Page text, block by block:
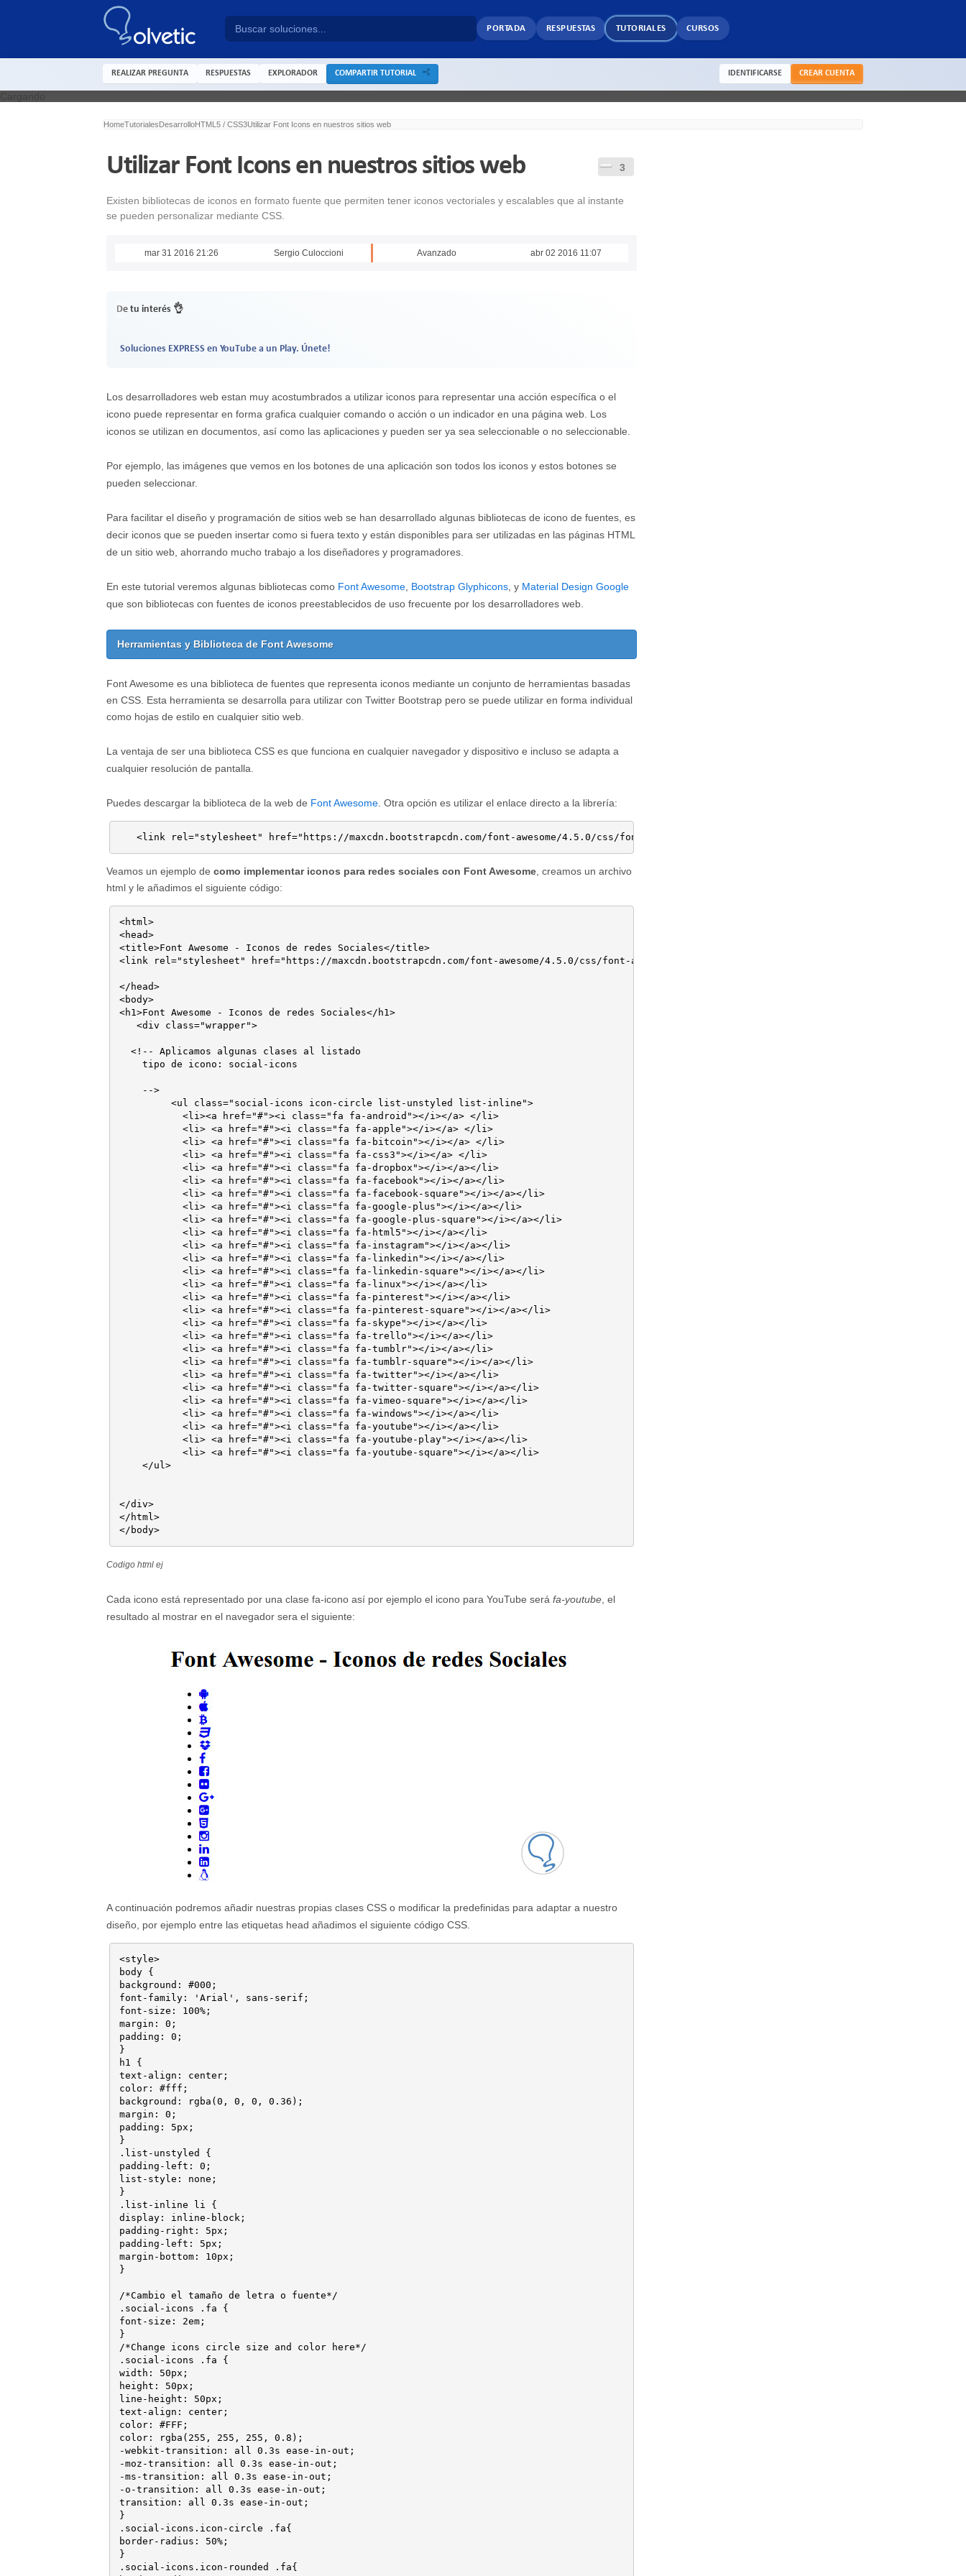
PORTADA RESPUESTAS TUTORIALES CURSOS
REALIZAR PREGUNTA RESPUESTAS EXPLORADOR COMPARTIR TUTORIAL IDENTIFICARSE CREAR CUENTA
HomeTutorialesDesarrolloHTML5 / CSS3Utilizar Font Icons en nuestros sitios web
3
Utilizar Font Icons en nuestros sitios web
Existen bibliotecas de iconos en formato fuente que permiten tener iconos vectoriales y escalables que al instante
se pueden personalizar mediante CSS.
mar 31 2016 21:26 Sergio Culoccioni Avanzado abr 02 2016 11:07
De tu interés 👌
Soluciones EXPRESS en YouTube a un Play. Únete!
Los desarrolladores web estan muy acostumbrados a utilizar iconos para representar una acción específica o el
icono puede representar en forma grafica cualquier comando o acción o un indicador en una página web. Los
iconos se utilizan en documentos, así como las aplicaciones y pueden ser ya sea seleccionable o no seleccionable.
Por ejemplo, las imágenes que vemos en los botones de una aplicación son todos los iconos y estos botones se
pueden seleccionar.
Para facilitar el diseño y programación de sitios web se han desarrollado algunas bibliotecas de icono de fuentes, es
decir iconos que se pueden insertar como si fuera texto y están disponibles para ser utilizadas en las páginas HTML
de un sitio web, ahorrando mucho trabajo a los diseñadores y programadores.
En este tutorial veremos algunas bibliotecas como Font Awesome, Bootstrap Glyphicons, y Material Design Google
que son bibliotecas con fuentes de iconos preestablecidos de uso frecuente por los desarrolladores web.
Herramientas y Biblioteca de Font Awesome
Font Awesome es una biblioteca de fuentes que representa iconos mediante un conjunto de herramientas basadas
en CSS. Esta herramienta se desarrolla para utilizar con Twitter Bootstrap pero se puede utilizar en forma individual
como hojas de estilo en cualquier sitio web.
La ventaja de ser una biblioteca CSS es que funciona en cualquier navegador y dispositivo e incluso se adapta a
cualquier resolución de pantalla.
Puedes descargar la biblioteca de la web de Font Awesome. Otra opción es utilizar el enlace directo a la librería:
   <link rel="stylesheet" href="https://maxcdn.bootstrapcdn.com/font-awesome/4.5.0/css/font-awesome.min.css">
Veamos un ejemplo de como implementar iconos para redes sociales con Font Awesome, creamos un archivo
html y le añadimos el siguiente código:
<html>
<head>
<title>Font Awesome - Iconos de redes Sociales</title>
<link rel="stylesheet" href="https://maxcdn.bootstrapcdn.com/font-awesome/4.5.0/css/font-awesome.min.css">
</head>
<body>
<h1>Font Awesome - Iconos de redes Sociales</h1>
   <div class="wrapper">
  <!-- Aplicamos algunas clases al listado
    tipo de icono: social-icons
    -->
    </ul>
</div>
</html>
</body>
Codigo html ej
Cada icono está representado por una clase fa-icono así por ejemplo el icono para YouTube será fa-youtube, el
resultado al mostrar en el navegador sera el siguiente:
A continuación podremos añadir nuestras propias clases CSS o modificar la predefinidas para adaptar a nuestro
diseño, por ejemplo entre las etiquetas head añadimos el siguiente código CSS.
<style>
body {
background: #000;
font-family: 'Arial', sans-serif;
font-size: 100%;
margin: 0;
padding: 0;
}
h1 {
text-align: center;
color: #fff;
background: rgba(0, 0, 0, 0.36);
margin: 0;
padding: 5px;
}
.list-unstyled {
padding-left: 0;
list-style: none;
}
.list-inline li {
display: inline-block;
padding-right: 5px;
padding-left: 5px;
margin-bottom: 10px;
}
/*Cambio el tamaño de letra o fuente*/
.social-icons .fa {
font-size: 2em;
}
/*Change icons circle size and color here*/
.social-icons .fa {
width: 50px;
height: 50px;
line-height: 50px;
text-align: center;
color: #FFF;
color: rgba(255, 255, 255, 0.8);
-webkit-transition: all 0.3s ease-in-out;
-moz-transition: all 0.3s ease-in-out;
-ms-transition: all 0.3s ease-in-out;
-o-transition: all 0.3s ease-in-out;
transition: all 0.3s ease-in-out;
}
.social-icons.icon-circle .fa{
border-radius: 50%;
}
.social-icons.icon-rounded .fa{